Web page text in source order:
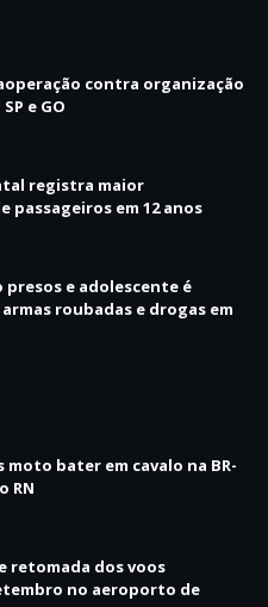
contra organização
e GO
registra maior
passageiros em 12 anos
presos e adolescente é
roubadas e drogas em
moto bater em cavalo na BR-
RN
retomada dos voos
no aeroporto de